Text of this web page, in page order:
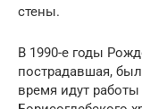
стены.
В 1990-е годы
пострадавшая,
время идут